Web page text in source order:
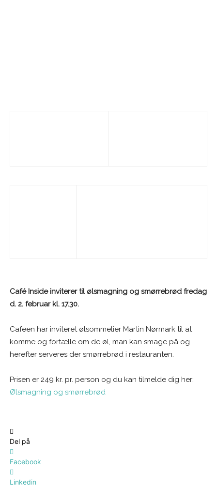
Café Inside inviterer til ølsmagning og smørrebrød fredag
d. 2. februar kl. 17.30.
Cafeen har inviteret ølsommelier Martin Nørmark til at
komme og fortælle om de øl, man kan smage på og
herefter serveres der smørrebrød i restauranten.
Prisen er 249 kr. pr. person og du kan tilmelde dig her:
Ølsmagning og smørrebrød
Del på
Facebook
Linkedin